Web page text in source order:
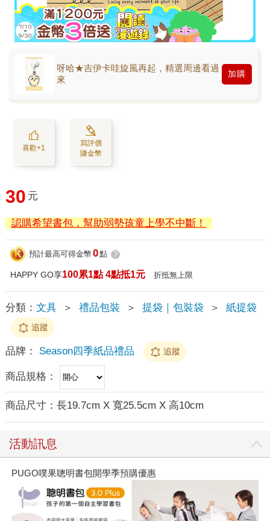
呀哈★吉伊卡哇旋風再起，精選周邊看過
來
加購
喜歡+1
寫評價
賺金幣
30 元
認購希望書包，幫助弱勢孩童上學不中斷！
預計最高可得金幣 0點 ?
HAPPY GO享100累1點 4點抵1元 折抵無上限
分類： 文具 ＞ 禮品包裝 ＞ 提袋｜包裝袋 ＞ 紙提袋
追蹤
品牌： Season四季紙品禮品 追蹤
商品規格：
商品尺寸： 長19.7cm X 寬25.5cm X 高10cm
活動訊息
PUGO噗果聰明書包開學季預購優惠